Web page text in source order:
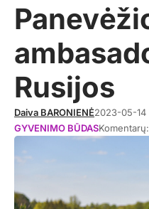
Rusijos
Daiva BARONIENĖ2023-05-14
GYVENIMO BŪDASKomentarų: